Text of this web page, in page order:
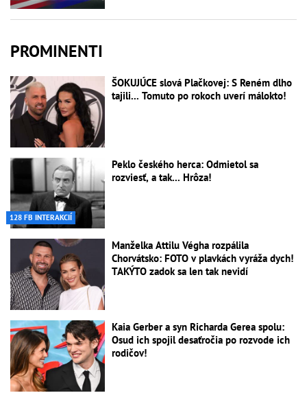
PROMINENTI
ŠOKUJÚCE slová Plačkovej: S Reném dlho
tajili... Tomuto po rokoch uverí málokto!
128 FB INTERAKCIÍ
Peklo českého herca: Odmietol sa
rozviesť, a tak... Hrôza!
Manželka Attilu Végha rozpálila
Chorvátsko: FOTO v plavkách vyráža dych!
TAKÝTO zadok sa len tak nevidí
Kaia Gerber a syn Richarda Gerea spolu:
Osud ich spojil desaťročia po rozvode ich
rodičov!